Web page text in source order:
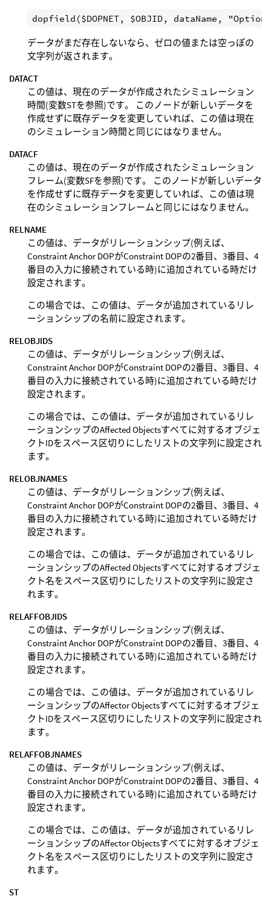
データがまだ存在しないなら、ゼロの値または空っぽの
文字列が返されます。
DATACT
この値は、現在のデータが作成されたシミュレーション
時間(変数STを参照)です。 このノードが新しいデータを
作成せずに既存データを変更していれば、この値は現在
のシミュレーション時間と同じにはなりません。
DATACF
この値は、現在のデータが作成されたシミュレーション
フレーム(変数SFを参照)です。 このノードが新しいデータ
を作成せずに既存データを変更していれば、この値は現
在のシミュレーションフレームと同じにはなりません。
RELNAME
この値は、データがリレーションシップ(例えば、
Constraint Anchor DOPがConstraint DOPの2番目、3番目、4
番目の入力に接続されている時)に追加されている時だけ
設定されます。
この場合では、この値は、データが追加されているリレ
ーションシップの名前に設定されます。
RELOBJIDS
この値は、データがリレーションシップ(例えば、
Constraint Anchor DOPがConstraint DOPの2番目、3番目、4
番目の入力に接続されている時)に追加されている時だけ
設定されます。
この場合では、この値は、データが追加されているリレ
ーションシップのAffected Objectsすべてに対するオブジェ
クトIDをスペース区切りにしたリストの文字列に設定され
ます。
RELOBJNAMES
この値は、データがリレーションシップ(例えば、
Constraint Anchor DOPがConstraint DOPの2番目、3番目、4
番目の入力に接続されている時)に追加されている時だけ
設定されます。
この場合では、この値は、データが追加されているリレ
ーションシップのAffected Objectsすべてに対するオブジェ
クト名をスペース区切りにしたリストの文字列に設定さ
れます。
RELAFFOBJIDS
この値は、データがリレーションシップ(例えば、
Constraint Anchor DOPがConstraint DOPの2番目、3番目、4
番目の入力に接続されている時)に追加されている時だけ
設定されます。
この場合では、この値は、データが追加されているリレ
ーションシップのAffector Objectsすべてに対するオブジェ
クトIDをスペース区切りにしたリストの文字列に設定され
ます。
RELAFFOBJNAMES
この値は、データがリレーションシップ(例えば、
Constraint Anchor DOPがConstraint DOPの2番目、3番目、4
番目の入力に接続されている時)に追加されている時だけ
設定されます。
この場合では、この値は、データが追加されているリレ
ーションシップのAffector Objectsすべてに対するオブジェ
クト名をスペース区切りにしたリストの文字列に設定さ
れます。
ST